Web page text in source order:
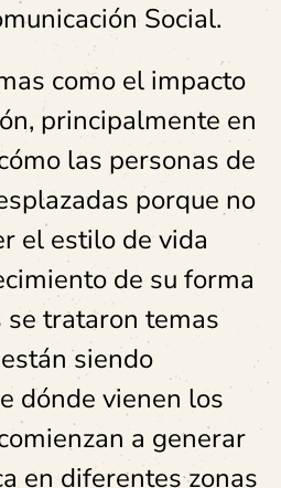
Social.
como el impacto
principalmente en
las personas de
porque no
el estilo de vida
de su forma
trataron temas
siendo
dónde vienen los
a generar
en diferentes zonas